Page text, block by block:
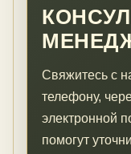
Свяжитесь с
телефону,
электронной
помогут